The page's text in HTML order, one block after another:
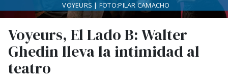
Voyeurs, El Lado B: Walter
Ghedin lleva la intimidad al
teatro
VOYEURS | FOTO:PILAR CAMACHO